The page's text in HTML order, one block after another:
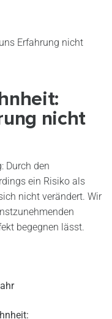
Erfahrung nicht
nicht
Durch den
ein Risiko als
nicht verändert. Wir
begegnen lässt.